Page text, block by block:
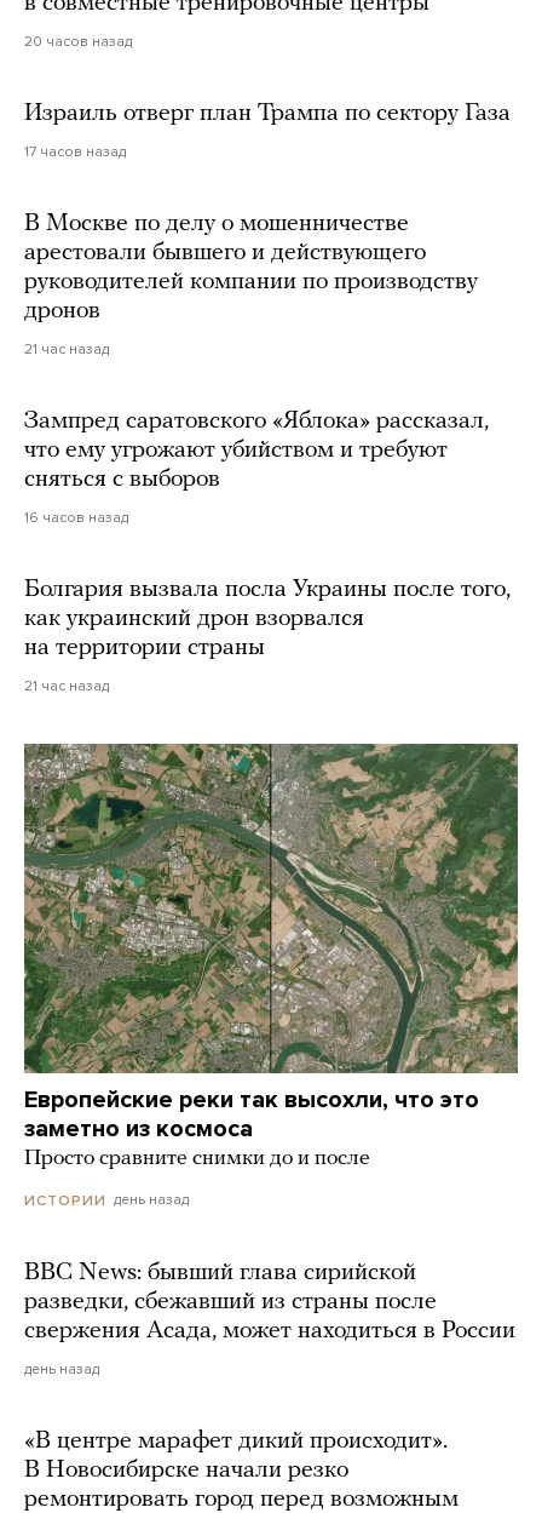
20 часов назад
Израиль отверг план Трампа по сектору Газа
17 часов назад
В Москве по делу о мошенничестве
арестовали бывшего и действующего
руководителей компании по производству
дронов
21 час назад
Зампред саратовского «Яблока» рассказал,
что ему угрожают убийством и требуют
сняться с выборов
16 часов назад
Болгария вызвала посла Украины после того,
как украинский дрон взорвался
на территории страны
21 час назад
Европейские реки так высохли, что это
заметно из космоса
Просто сравните снимки до и после
ИСТОРИИ день назад
BBC News: бывший глава сирийской
разведки, сбежавший из страны после
свержения Асада, может находиться в России
день назад
«В центре марафет дикий происходит».
В Новосибирске начали резко
ремонтировать город перед возможным